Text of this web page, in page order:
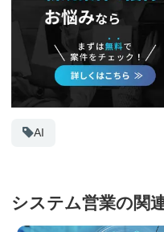
AI
システム営業の関